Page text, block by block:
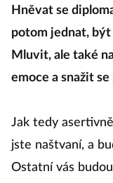
Hněvat se
potom jednat,
Mluvit, ale také
emoce a snažit
Jak tedy
jste naštvaní, a
Ostatní vás